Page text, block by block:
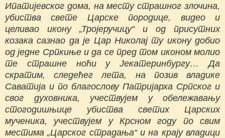
Ипатијевског дома, на месту страшног злочина,
убиства свете Царске породице, видео и
целивао икону „Тројеручицу“ и од присутних
козака сазнао да је Цар Николај ту икону добио
од једне Српкиње и да се пред том иконом молио
те страшне ноћи у Јекатеринбургу… Да
скратим, следећег лета, на позив владике
Саватија и по благослову Патријарха Српског и
свог духовника, учествујем у обележавању
стогодишњице убиства светих Царских
мученика, учествујем у Крсном году по свим
местима „Царског страдања“ и на крају владици